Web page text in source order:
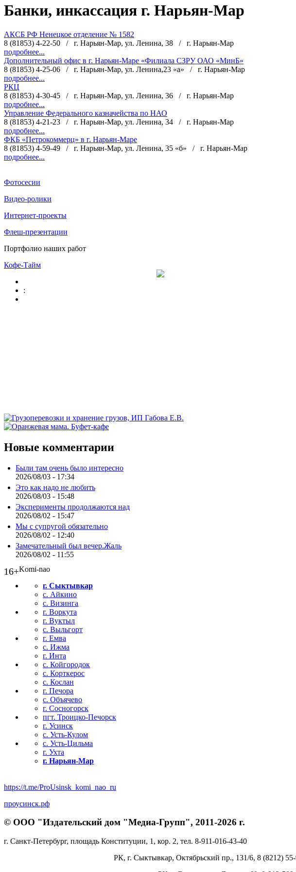
Банки, инкассация г. Нарьян-Мар
АКСБ РФ Ненецкое отделение № 1582
8 (81853) 4-22-50
/ г. Нарьян-Мар, ул. Ленина, 38 /
г. Нарьян-Мар
подробнее...
Дополнительный офис в г. Нарьян-Маре «Филиала СЗРУ ОАО «МинБ»
8 (81853) 4-25-06
/ г. Нарьян-Мар, ул. Ленина,23 «а» /
г. Нарьян-Мар
подробнее...
РКЦ
8 (81853) 4-30-45
/ г. Нарьян-Мар, ул. Ленина, 36 /
г. Нарьян-Мар
подробнее...
Управление Федерального казначейства по НАО
8 (81853) 4-21-23
/ г. Нарьян-Мар, ул. Ленина, 34 /
г. Нарьян-Мар
подробнее...
ФКБ «Петрокоммерц» в г. Нарьян-Маре
8 (81853) 4-59-49
/ г. Нарьян-Мар, ул. Ленина, 35 «б» /
г. Нарьян-Мар
подробнее...
Фотосесии
Видео-ролики
Интернет-проекты
Флеш-презентации
Портфолио наших работ
Кофе-Тайм
:
Новые комментарии
Были там очень было интересно
2026/08/03 - 17:34
Это как надо не любить
2026/08/03 - 15:48
Эксперименты продолжаются над
2026/08/02 - 15:47
Мы с супругой обязательно
2026/08/02 - 12:40
Замечательный был вечер.Жаль
2026/08/02 - 11:55
16+Komi-nao
г. Сыктывкар
с. Айкино
с. Визинга
г. Воркута
г. Вуктыл
с. Выльгорт
г. Емва
с. Ижма
г. Инта
с. Койгородок
с. Корткерос
с. Кослан
г. Печора
с. Объячево
г. Сосногорск
пгт. Троицко-Печорск
г. Усинск
с. Усть-Кулом
с. Усть-Цильма
г. Ухта
г. Нарьян-Мар
https://t.me/ProUsinsk_komi_nao_ru
проусинск.рф
© ООО "Издательский дом "Медиа-Групп", 2011-2026 г.
г. Санкт-Петербург, площадь Конституции, 1, кор. 2, тел. 8-911-016-43-40
РК, г. Сыктывкар, Октябрьский пр., 131/6, 8 (8212)